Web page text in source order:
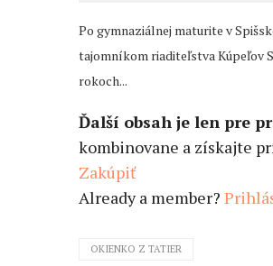
Po gymnaziálnej maturite v
tajomníkom riaditeľstva Kúpeľov
rokoch...
Ďalší obsah je len pre
kombinovane a získajte
Zakúpiť
Already a member?
OKIENKO Z TATIER